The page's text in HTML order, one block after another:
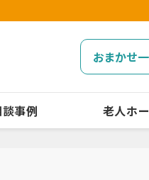
おまかせ
事例 老人ホ